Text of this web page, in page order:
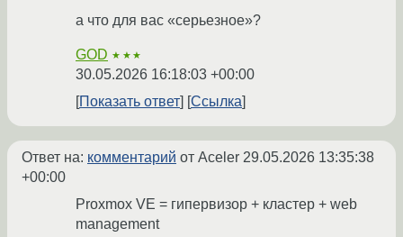
а что для вас «серьезное»?
GOD ★★★
30.05.2026 16:18:03 +00:00
Показать ответ
Ссылка
Ответ на: комментарий от Aceler 29.05.2026 13:35:38
+00:00
Proxmox VE = гипервизор + кластер + web
management